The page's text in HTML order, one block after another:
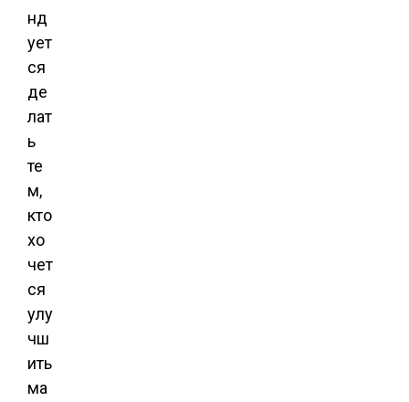
нд
ует
ся
де
лат
ь
те
м,
кто
хо
чет
ся
улу
чш
ить
ма